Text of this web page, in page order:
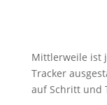
Mittlerweile ist
Tracker
auf Schritt und